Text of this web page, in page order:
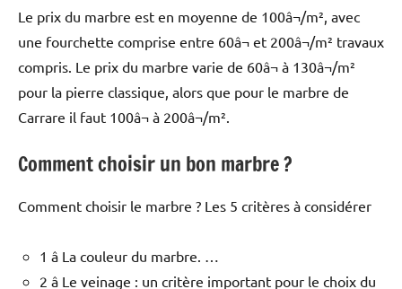
Le prix du marbre est en moyenne de 100â¬/m², avec
une fourchette comprise entre 60â¬ et 200â¬/m² travaux
compris. Le prix du marbre varie de 60â¬ à 130â¬/m²
pour la pierre classique, alors que pour le marbre de
Carrare il faut 100â¬ à 200â¬/m².
Comment choisir un bon marbre ?
Comment choisir le marbre ? Les 5 critères à considérer
1 â La couleur du marbre. …
2 â Le veinage : un critère important pour le choix du